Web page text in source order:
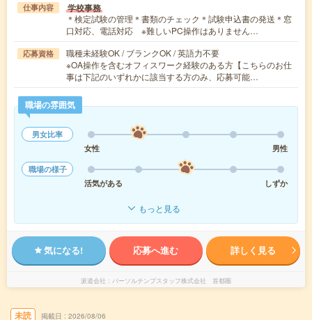
仕事内容 学校事務
＊検定試験の管理＊書類のチェック＊試験申込書の発送＊窓
口対応、電話対応 ※難しいPC操作はありません…
応募資格
職種未経験OK / ブランクOK / 英語力不要
※OA操作を含むオフィスワーク経験のある方【こちらのお仕
事は下記のいずれかに該当する方のみ、応募可能…
職場の雰囲気
男女比率
女性
男性
職場の様子
活気がある
しずか
もっと見る
気になる! 応募へ進む 詳しく見る
派遣会社 パーソルテンプスタッフ株式会社 首都圏
未読 掲載日 2026/08/06